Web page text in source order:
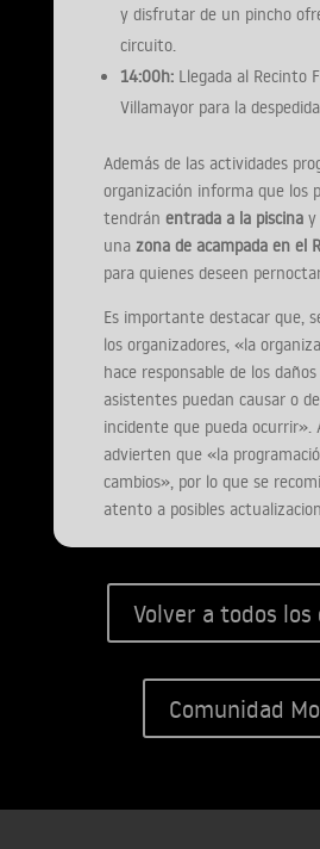
y disfrutar de un pincho
circuito.
14:00h: Llegada al Recinto
Villamayor para la
Además de las actividades
organización informa que los
tendránentrada a la piscina y
unazona de acampada en el
para quienes deseen
Es importante destacar que,
los organizadores, «la
hace responsable de los
asistentes puedan causar o
incidente que pueda ocurrir».
advierten que «la
cambios», por lo que se
atento a posibles
Volver a todos los
Comunidad